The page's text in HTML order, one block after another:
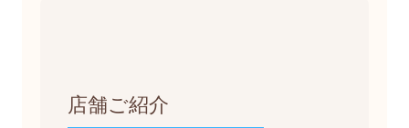
店舗ご紹介